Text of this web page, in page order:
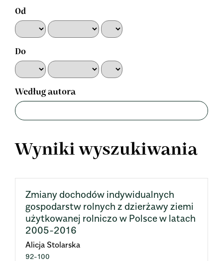
Od
Do
Według autora
Wyniki wyszukiwania
Zmiany dochodów indywidualnych
gospodarstw rolnych z dzierżawy ziemi
użytkowanej rolniczo w Polsce w latach
2005-2016
Alicja Stolarska
92-100